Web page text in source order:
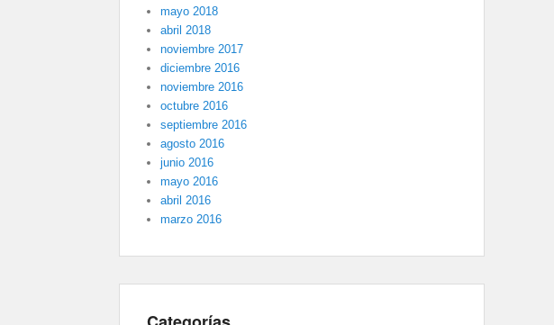
mayo 2018
abril 2018
noviembre 2017
diciembre 2016
noviembre 2016
octubre 2016
septiembre 2016
agosto 2016
junio 2016
mayo 2016
abril 2016
marzo 2016